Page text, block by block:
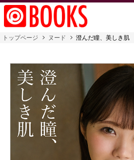
トップページ ヌード 澄んだ瞳、美しき肌